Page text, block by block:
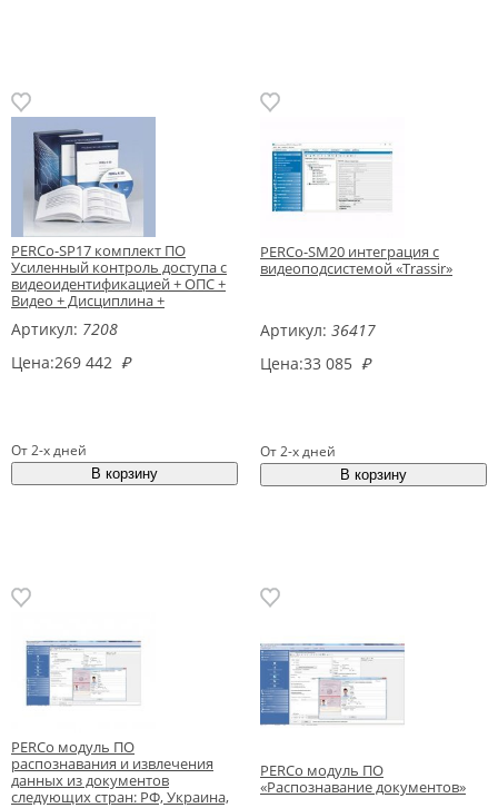
PERCo-SP17 комплект ПО
Усиленный контроль доступа с
видеоидентификацией + ОПС +
Видео + Дисциплина +
Артикул: 7208
Цена:269 442 ₽
От 2-х дней
PERCo-SM20 интеграция с
видеоподсистемой «Trassir»
Артикул: 36417
Цена:33 085 ₽
От 2-х дней
PERCo модуль ПО
распознавания и извлечения
данных из документов
следующих стран: РФ, Украина,
PERCo модуль ПО
«Распознавание документов»